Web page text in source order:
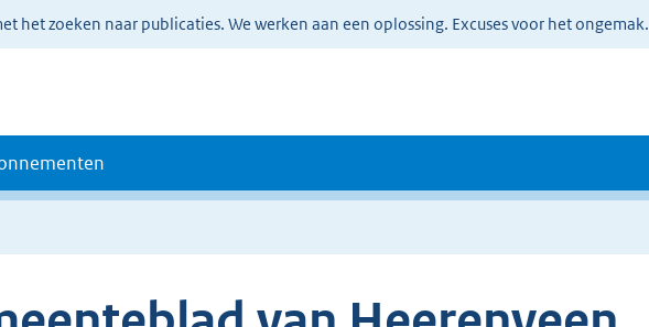
het zoeken naar publicaties. We werken aan een oplossing. Excuses voor het ongemak.